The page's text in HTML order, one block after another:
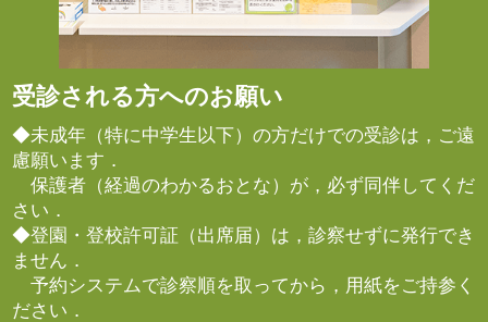
受診される方へのお願い
◆未成年（特に中学生以下）の方だけでの受診は，ご遠
慮願います．
保護者（経過のわかるおとな）が，必ず同伴してくだ
さい．
◆登園・登校許可証（出席届）は，診察せずに発行でき
ません．
予約システムで診察順を取ってから，用紙をご持参く
ださい．